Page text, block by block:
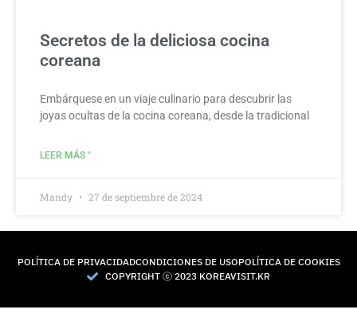
Secretos de la deliciosa cocina
coreana
Embárquese en un viaje culinario para descubrir las
joyas ocultas de la cocina coreana, desde la tradicional
LEER MÁS "
Mandy 27 de septiembre de 2024
POLÍTICA DE PRIVACIDADCONDICIONES DE USOPOLÍTICA DE COOKIES
COPYRIGHT Ⓒ 2023 KOREAVISIT.KR